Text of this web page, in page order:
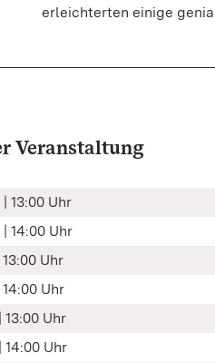
erleichterten einige
Veranstaltung
13:00 Uhr
14:00 Uhr
Uhr
Uhr
Uhr
Uhr